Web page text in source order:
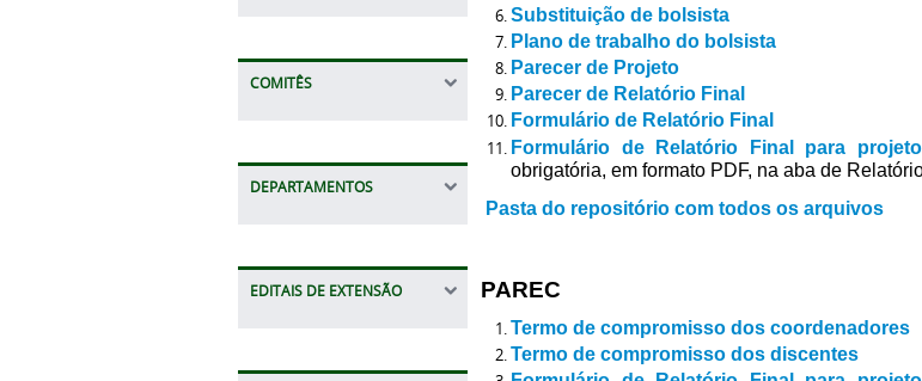
COMITÊS
DEPARTAMENTOS
EDITAIS DE EXTENSÃO
Substituição de bolsista
Plano de trabalho do bolsista
Parecer de Projeto
Parecer de Relatório Final
Formulário de Relatório Final
Formulário de Relatório Final para
obrigatória, em formato PDF, na aba de
Pasta do repositório com todos os arquivos
PAREC
Termo de compromisso dos coordenadores
Termo de compromisso dos discentes